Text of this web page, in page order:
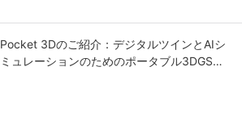
Pocket 3Dのご紹介：デジタルツインとAIシ
ミュレーションのためのポータブル3DGSリ